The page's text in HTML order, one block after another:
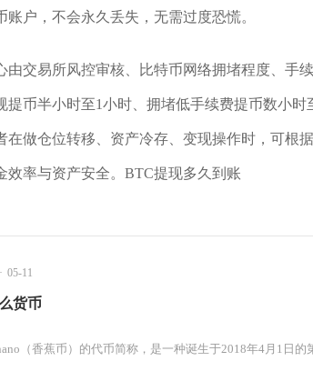
户，不会永久丢失，无需过度恐慌。
交易所风控审核、比特币网络拥堵程度、手
币半小时至1小时、拥堵低手续费提币数小时
做仓位转移、资产冷存、变现操作时，可根
率与资产安全。BTC提现多久到账
05-11
货币
（香蕉币）的代币简称，是一种诞生于2018年4月1日的